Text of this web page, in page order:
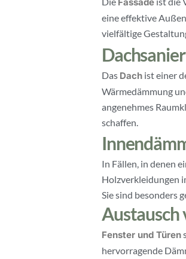
eine effektive
vielfältige
Das Dach ist einer
Wärmedämmung
angenehmes
schaffen.
In Fällen, in denen
Holzverkleidungen
Sie sind besonders
Austausch
Fenster und Türen
hervorragende